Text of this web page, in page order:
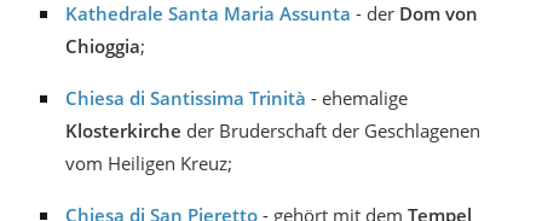
Kathedrale Santa Maria Assunta - der Dom von
Chioggia;
Chiesa di Santissima Trinità - ehemalige
Klosterkirche der Bruderschaft der Geschlagenen
vom Heiligen Kreuz;
Chiesa di San Pieretto - gehört mit dem Tempel